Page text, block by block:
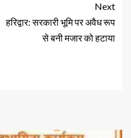
Next
हरिद्वार: सरकारी भूमि पर अवैध रूप
से बनी मजार को हटाया